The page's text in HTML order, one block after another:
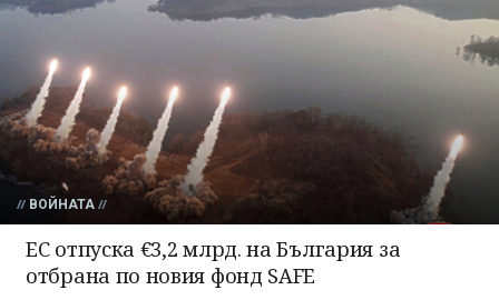
ВОЙНАТА
ЕС отпуска €3,2 млрд. на България за
отбрана по новия фонд SAFE